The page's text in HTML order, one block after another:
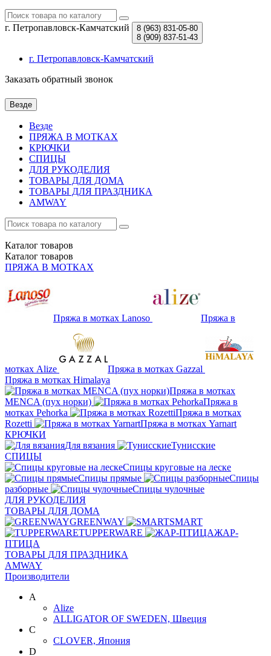
г. Петропавловск-Камчатский 8 (963) 831-05-80
8 (909) 837-51-43
г. Петропавловск-Камчатский
Заказать обратный звонок
Везде
Везде
ПРЯЖА В МОТКАХ
КРЮЧКИ
СПИЦЫ
ДЛЯ РУКОДЕЛИЯ
ТОВАРЫ ДЛЯ ДОМА
ТОВАРЫ ДЛЯ ПРАЗДНИКА
AMWAY
Каталог товаров
Каталог товаров
ПРЯЖА В МОТКАХ
Пряжа в мотках Lanoso Пряжа в
мотках Alize
Пряжа в мотках Gazzal
Пряжа в мотках Himalaya
Пряжа в мотках
MENCA (пух норки)
Пряжа в
мотках Pehorka
Пряжа в мотках
Rozetti
Пряжа в мотках Yarnart
КРЮЧКИ
Для вязания
Тунисские
СПИЦЫ
Спицы круговые на леске
Спицы прямые
Спицы
разборные
Спицы чулочные
ДЛЯ РУКОДЕЛИЯ
ТОВАРЫ ДЛЯ ДОМА
GREENWAY
SMART
TUPPERWARE
ЖАР-
ПТИЦА
ТОВАРЫ ДЛЯ ПРАЗДНИКА
AMWAY
Производители
A
Alize
ALLIGATOR OF SWEDEN, Швеция
C
CLOVER, Япония
D